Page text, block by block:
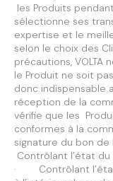
les Produits
sélectionne ses
expertise et le
selon le choix des
précautions, VOLTA
le Produit ne soit
donc indispensable
réception de la
vérifie que les
conformes à la
signature du bon
Contrôlant l’état du
· Contrôlant l’état